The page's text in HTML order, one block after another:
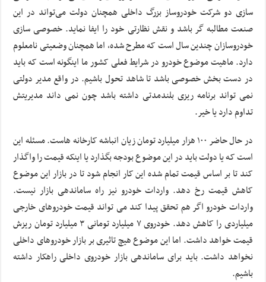
سازی دو شرکت خودروساز بزرگ داخلی همچنان دولت می‌تواند در این
صنعت مطالبه گر باشد و نقش نظارتی خود را ایفا نماید. خصوصی سازی
خودروسازان چندین سال است که مطرح شده، اما همچنان وضعیتی نامعلوم
دارد. ماهیت موضوع خودرو در شرایط فعلی کشور ما اینگونه است که باید
در دست بخش خصوصی باشد تا شاهد تحول باشیم. در واقع مدیر دولتی
نمی تواند برنامه ریزی بلندمدتی داشته باشد چون نمی داند مدیریتش
تداوم دارد یا خیر.
در حال حاضر ۱۰۰ هزار میلیارد تومان زیان انباشه کارخانه هاست. مسئله این
است که یا دولت باید در این موضوع بودجه بگذارد یا اینکه قیمت را واگذار
کند تا بر اساس قیمت تمام شده این کار انجام شود تا در بازار این موضوع
کاهش قیمت رخ دهد. واردات خودرو نیز راه ساماندهی بازار نیست.
واردات خودرو اگر هم تحقق پیدا کند می تواند قیمت خودروهای خارجی
میلیاردی را کاهش دهد. خودروی ۷ میلیارد تومانی ۳ میلیارد تومان ریزش
قیمت خواهد داشت. اما این موضوع هیچ تاثیری بر بازار خودروهای داخلی
نخواهد داشت. باید برای ساماندهی بازار خودروی داخلی راهکار داشته
باشیم.